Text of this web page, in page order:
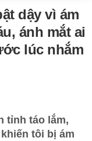
dậy vì ám
ánh mắt ai
lúc nhắm
tỉnh táo lắm,
tôi bị ám